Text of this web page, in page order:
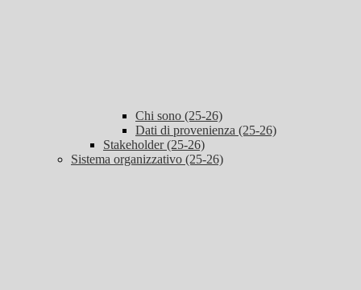
Chi sono (25-26)
Dati di provenienza (25-26)
Stakeholder (25-26)
Sistema organizzativo (25-26)